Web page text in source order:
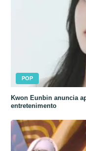
POP
Kwon Eunbin anuncia
entretenimento